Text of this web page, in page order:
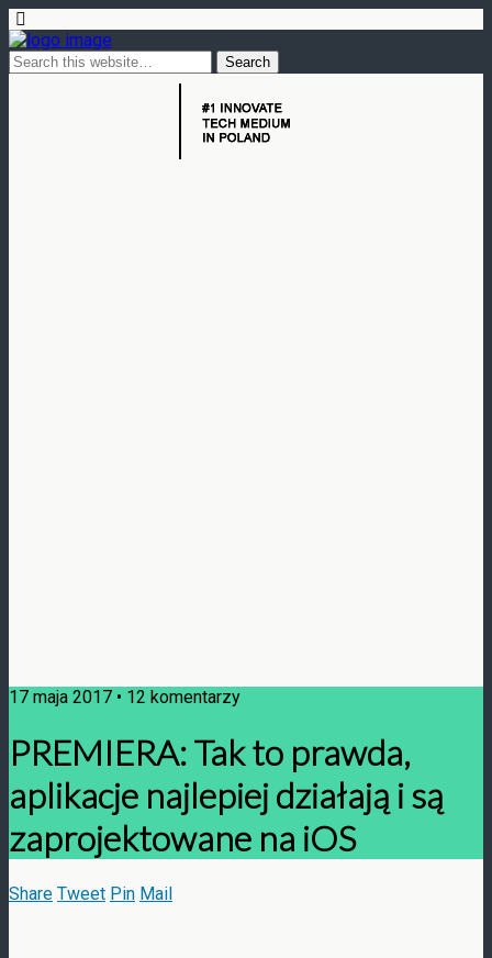
17 maja 2017 • 12 komentarzy
PREMIERA: Tak to prawda,
aplikacje najlepiej działają i są
zaprojektowane na iOS
Share Tweet Pin Mail